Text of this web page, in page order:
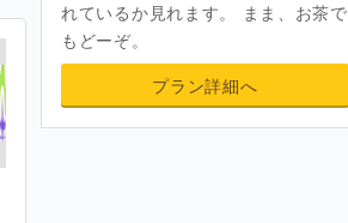
れているか見れます。 まま、お茶で
もどーぞ。
プラン詳細へ